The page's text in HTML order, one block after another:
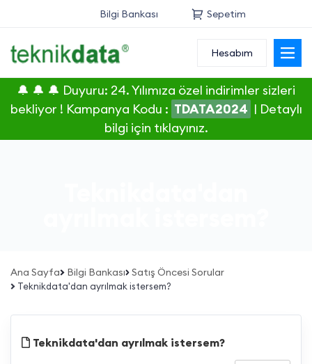
Bilgi Bankası Sepetim
Alan Adı
Web Hosting
Reseller
Hesabım
🔔 🔔 🔔 Duyuru: 24. Yılımıza özel indirimler sizleri
bekliyor ! Kampanya Kodu : TDATA2024 | Detaylı
bilgi için tıklayınız.
Ana Sayfa Bilgi Bankası Satış Öncesi Sorular
Teknikdata'dan ayrılmak istersem?
Teknikdata'dan ayrılmak istersem?